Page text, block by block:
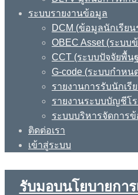
ระบบรายงานข้อมูล
DCM (ข้อมูลนักเรีย
OBEC Asset (ระบ
CCT (ระบบปัจจัยพื้น
G-code (ระบบกำหน
รายงานการรับนักเรี
รายงานระบบบัญชีโร
ระบบบริหารจัดการข้
ติดต่อเรา
เข้าสู่ระบบ
รับมอบนโยบายกา